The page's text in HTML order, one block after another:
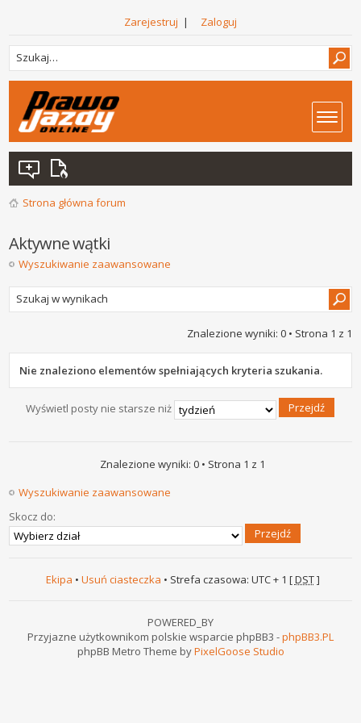
Zarejestruj | Zaloguj
Strona główna forum
Aktywne wątki
Wyszukiwanie zaawansowane
Znalezione wyniki: 0 • Strona 1 z 1
Nie znaleziono elementów spełniających kryteria szukania.
Wyświetl posty nie starsze niż
Znalezione wyniki: 0 • Strona 1 z 1
Wyszukiwanie zaawansowane
Skocz do:
Ekipa • Usuń ciasteczka • Strefa czasowa: UTC + 1 [DST]
POWERED_BY
Przyjazne użytkownikom polskie wsparcie phpBB3 -phpBB3.PL
phpBB Metro Theme byPixelGoose Studio